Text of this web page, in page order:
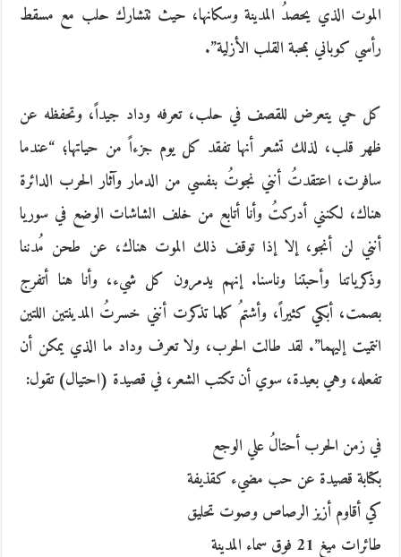
الموت الذي يحصدُ‮ ‬المدينة وسكانها،‮ ‬حيث تتشارك حلب مع مسقط
رأسي كوباني بمحبة القلب الأزلية‮”.‬
كل حي يتعرض للقصف في حلب،‮ ‬تعرفه وداد جيداً،‮ ‬وتحفظه عن
ظهر قلب،‮ ‬لذلك تشعر أنها تفقد كل يوم جزءاً‮ ‬من حياتها؛‮ “‬عندما
سافرت،‮ ‬اعتقدتُ‮ ‬أنني نجوتُ‮ ‬بنفسي من الدمار وآثار الحرب الدائرة
هناك،‮ ‬لكنني أدركتُ‮ ‬وأنا أتابع من خلف الشاشات الوضع في سوريا
أنني لن أنجو،‮ ‬إلا إذا توقف ذلك الموت هناك،‮ ‬عن طحن مُدننا
وذكرياتنا وأحبتنا وناسنا‮. ‬إنهم يدمرون كل شيء،‮ ‬وأنا هنا أتفرج
بصمت،‮ ‬أبكي كثيراً،‮ ‬وأشتمُ‮ ‬كلما تذكرت أنني خسرتُ‮ ‬المدينتين اللتين
انتميت إليهما‮”. ‬لقد طالت الحرب،‮ ‬ولا تعرف وداد ما الذي يمكن أن
تفعله،‮ ‬وهي بعيدة،‮ ‬سوي أن تكتب الشعر،‮ ‬في قصيدة‮ (‬احتيال‮) ‬تقول‮: ‬
في زمن الحرب أحتالُ‮ ‬علي الوجع
بكتابة قصيدة عن حب مضيء كقذيفة
كي أقاوم أزيز الرصاص وصوت تحليق
طائرات ميغ‮ ‬21‮ ‬فوق سماء المدينة‮ ‬